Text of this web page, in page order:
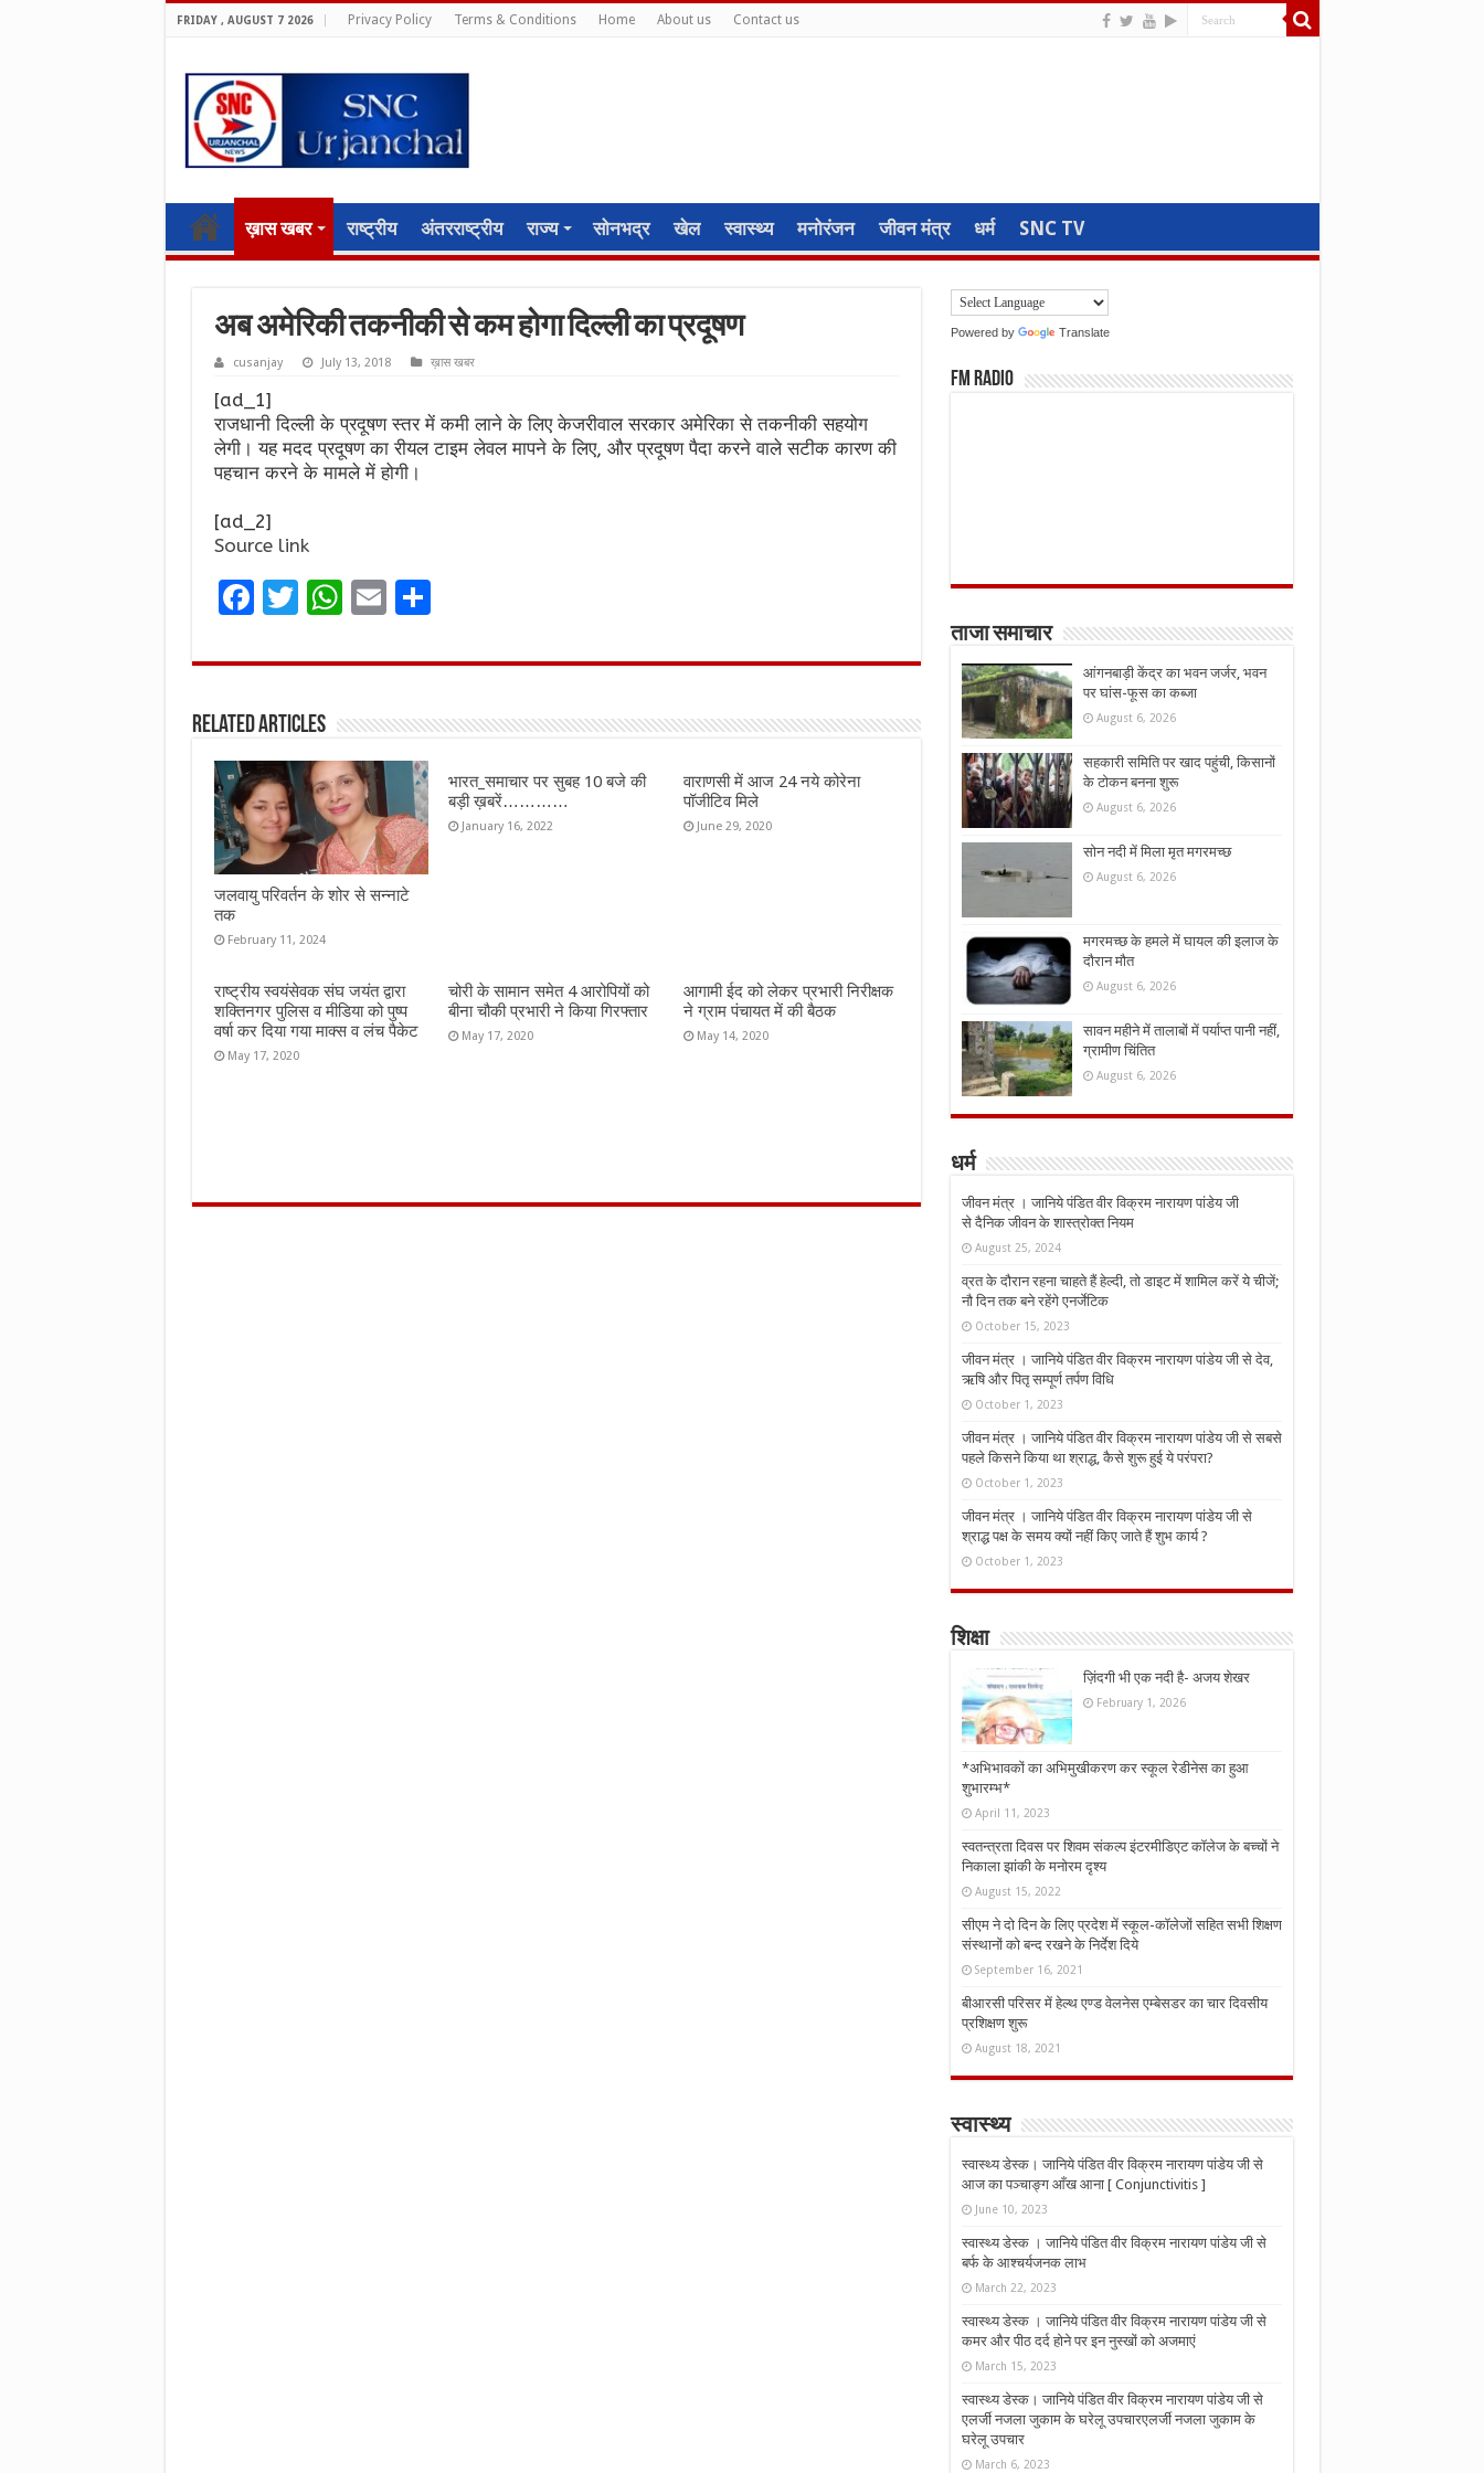
FRIDAY , AUGUST 7 2026 Privacy Policy Terms & Conditions Home About us Contact us
ख़ास खबर राष्ट्रीय अंतरराष्ट्रीय राज्य सोनभद्र खेल स्वास्थ्य मनोरंजन जीवन मंत्र धर्म SNC TV
अब अमेरिकी तकनीकी से कम होगा दिल्ली का प्रदूषण
cusanjay July 13, 2018 ख़ास खबर
[ad_1]
राजधानी दिल्ली के प्रदूषण स्तर में कमी लाने के लिए केजरीवाल सरकार अमेरिका से तकनीकी सहयोग
लेगी। यह मदद प्रदूषण का रीयल टाइम लेवल मापने के लिए, और प्रदूषण पैदा करने वाले सटीक कारण की
पहचान करने के मामले में होगी।
[ad_2]
Source link
F
ce
o
o
k
T
it
r
W
at
A
p
p
E
ai
S
ar
Related Articles
जलवायु परिवर्तन के शोर से सन्नाटे
तक
February 11, 2024
भारत_समाचार पर सुबह 10 बजे की
बड़ी ख़बरें…………
January 16, 2022
वाराणसी में आज 24 नये कोरेना
पॉजीटिव मिले
June 29, 2020
राष्ट्रीय स्वयंसेवक संघ जयंत द्वारा
शक्तिनगर पुलिस व मीडिया को पुष्प
वर्षा कर दिया गया माक्स व लंच पैकेट
May 17, 2020
चोरी के सामान समेत 4 आरोपियों को
बीना चौकी प्रभारी ने किया गिरफ्तार
May 17, 2020
आगामी ईद को लेकर प्रभारी निरीक्षक
ने ग्राम पंचायत में की बैठक
May 14, 2020
Powered by Translate
FM Radio
ताजा समाचार
आंगनबाड़ी केंद्र का भवन जर्जर, भवन
पर घांस-फूस का कब्जा
August 6, 2026
सहकारी समिति पर खाद पहुंची, किसानों
के टोकन बनना शुरू
August 6, 2026
सोन नदी में मिला मृत मगरमच्छ
August 6, 2026
मगरमच्छ के हमले में घायल की इलाज के
दौरान मौत
August 6, 2026
सावन महीने में तालाबों में पर्याप्त पानी नहीं,
ग्रामीण चिंतित
August 6, 2026
धर्म
जीवन मंत्र । जानिये पंडित वीर विक्रम नारायण पांडेय जी
से दैनिक जीवन के शास्त्रोक्त नियम
August 25, 2024
व्रत के दौरान रहना चाहते हैं हेल्दी, तो डाइट में शामिल करें ये चीजें;
नौ दिन तक बने रहेंगे एनर्जेटिक
October 15, 2023
जीवन मंत्र । जानिये पंडित वीर विक्रम नारायण पांडेय जी से देव,
ऋषि और पितृ सम्पूर्ण तर्पण विधि
October 1, 2023
जीवन मंत्र । जानिये पंडित वीर विक्रम नारायण पांडेय जी से सबसे
पहले किसने किया था श्राद्ध, कैसे शुरू हुई ये परंपरा?
October 1, 2023
जीवन मंत्र । जानिये पंडित वीर विक्रम नारायण पांडेय जी से
श्राद्ध पक्ष के समय क्यों नहीं किए जाते हैं शुभ कार्य ?
October 1, 2023
शिक्षा
ज़िंदगी भी एक नदी है- अजय शेखर
February 1, 2026
*अभिभावकों का अभिमुखीकरण कर स्कूल रेडीनेस का हुआ
शुभारम्भ*
April 11, 2023
स्वतन्त्रता दिवस पर शिवम संकल्प इंटरमीडिएट कॉलेज के बच्चों ने
निकाला झांकी के मनोरम दृश्य
August 15, 2022
सीएम ने दो दिन के लिए प्रदेश में स्कूल-कॉलेजों सहित सभी शिक्षण
संस्थानों को बन्द रखने के निर्देश दिये
September 16, 2021
बीआरसी परिसर में हेल्थ एण्ड वेलनेस एम्बेसडर का चार दिवसीय
प्रशिक्षण शुरू
August 18, 2021
स्वास्थ्य
स्वास्थ्य डेस्क। जानिये पंडित वीर विक्रम नारायण पांडेय जी से
आज का पञ्चाङ्ग आँख आना [ Conjunctivitis ]
June 10, 2023
स्वास्थ्य डेस्क । जानिये पंडित वीर विक्रम नारायण पांडेय जी से
बर्फ के आश्चर्यजनक लाभ
March 22, 2023
स्वास्थ्य डेस्क । जानिये पंडित वीर विक्रम नारायण पांडेय जी से
कमर और पीठ दर्द होने पर इन नुस्‍खों को अजमाएं
March 15, 2023
स्वास्थ्य डेस्क। जानिये पंडित वीर विक्रम नारायण पांडेय जी से
एलर्जी नजला जुकाम के घरेलू उपचारएलर्जी नजला जुकाम के
घरेलू उपचार
March 6, 2023